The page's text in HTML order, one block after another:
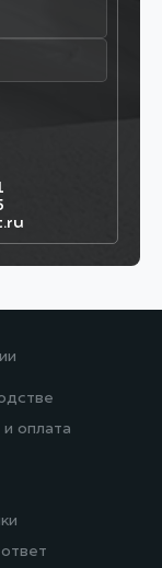
оплата